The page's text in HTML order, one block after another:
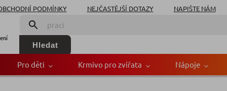
PODMÍNKY NEJČASTĚJŠÍ DOTAZY NAPIŠTE NÁM
Hledat
Pro děti Krmivo pro zvířata Nápoje